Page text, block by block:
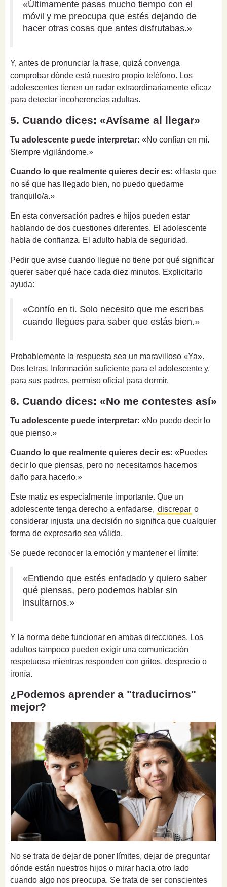
«Últimamente pasas mucho tiempo con el
móvil y me preocupa que estés dejando de
hacer otras cosas que antes disfrutabas.»
Y, antes de pronunciar la frase, quizá convenga
comprobar dónde está nuestro propio teléfono. Los
adolescentes tienen un radar extraordinariamente eficaz
para detectar incoherencias adultas.
5. Cuando dices: «Avísame al llegar»
Tu adolescente puede interpretar: «No confían en mí.
Siempre vigilándome.»
Cuando lo que realmente quieres decir es: «Hasta que
no sé que has llegado bien, no puedo quedarme
tranquilo/a.»
En esta conversación padres e hijos pueden estar
hablando de dos cuestiones diferentes. El adolescente
habla de confianza. El adulto habla de seguridad.
Pedir que avise cuando llegue no tiene por qué significar
querer saber qué hace cada diez minutos. Explicitarlo
ayuda:
«Confío en ti. Solo necesito que me escribas
cuando llegues para saber que estás bien.»
Probablemente la respuesta sea un maravilloso «Ya».
Dos letras. Información suficiente para el adolescente y,
para sus padres, permiso oficial para dormir.
6. Cuando dices: «No me contestes así»
Tu adolescente puede interpretar: «No puedo decir lo
que pienso.»
Cuando lo que realmente quieres decir es: «Puedes
decir lo que piensas, pero no necesitamos hacernos
daño para hacerlo.»
Este matiz es especialmente importante. Que un
adolescente tenga derecho a enfadarse, discrepar o
considerar injusta una decisión no significa que cualquier
forma de expresarlo sea válida.
Se puede reconocer la emoción y mantener el límite:
«Entiendo que estés enfadado y quiero saber
qué piensas, pero podemos hablar sin
insultarnos.»
Y la norma debe funcionar en ambas direcciones. Los
adultos tampoco pueden exigir una comunicación
respetuosa mientras responden con gritos, desprecio o
ironía.
¿Podemos aprender a "traducirnos"
mejor?
No se trata de dejar de poner límites, dejar de preguntar
dónde están nuestros hijos o mirar hacia otro lado
cuando algo nos preocupa. Se trata de ser conscientes